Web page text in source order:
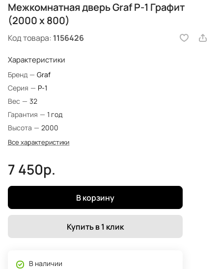
Межкомнатная дверь Graf P-1 Графит
(2000 х 800)
Код товара: 1156426
Характеристики
Бренд — Graf
Серия — P-1
Вес — 32
Гарантия — 1 год
Высота — 2000
Все характеристики
7 450р.
В корзину
Купить в 1 клик
В наличии